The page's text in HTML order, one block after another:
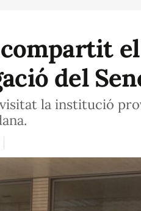
del
la institució